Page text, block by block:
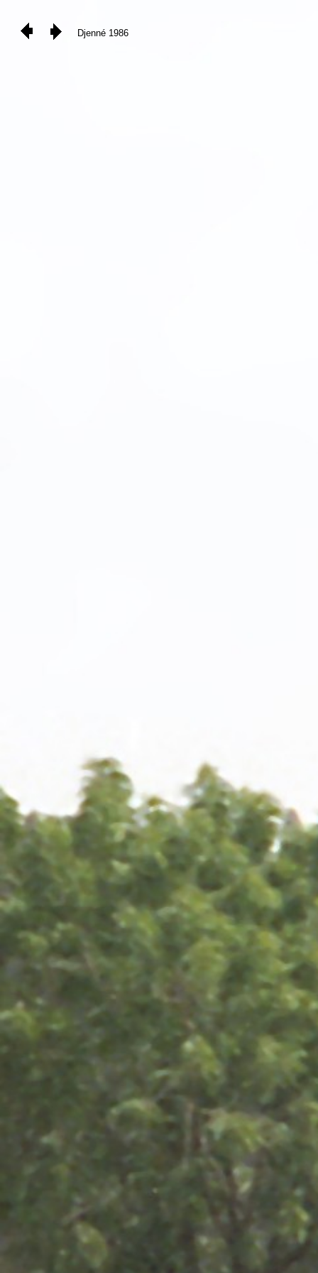
Djenné 1986